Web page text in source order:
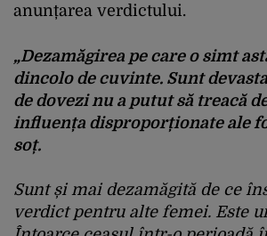
anunțarea verdictului.
„Dezamăgirea pe care o simt
dincolo de cuvinte. Sunt
de dovezi nu a putut să treacă
influența disproporționate ale
soț.
Sunt și mai dezamăgită de ce
verdict pentru alte femei. Este